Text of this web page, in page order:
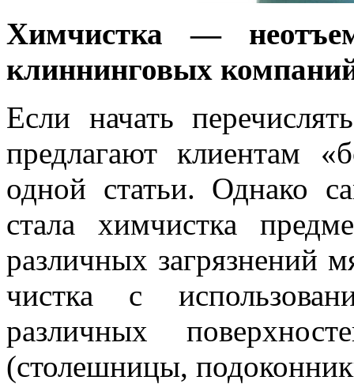
Химчистка —
клиннинговых
Если начать
предлагают клиентам
одной статьи. Однако
стала химчистка
различных загрязнений
чистка с
различных
(столешницы,